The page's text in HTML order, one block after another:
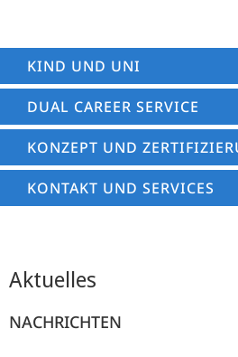
KIND UND UNI
DUAL CAREER SERVICE
KONZEPT UND
KONTAKT UND SERVICES
Aktuelles
NACHRICHTEN